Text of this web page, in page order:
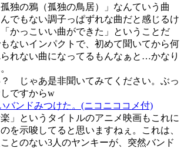
独の鴉（孤独の鳥居）」なんていう曲
でもない調子っぱずれな曲だと感じるけ
かっこいい曲ができた」ということだ
ないインパクトで、初めて聞いてから何
れない曲になってるもんなぁと…かなり
じゃあ是非聞いてみてください。ぶっ
ですからw
バンドみつけた。(ニコニココメ付)
」というタイトルのアニメ映画もこれに
を示唆してると思いますねぇ。これは、
とのない3人のヤンキーが、突然バンド